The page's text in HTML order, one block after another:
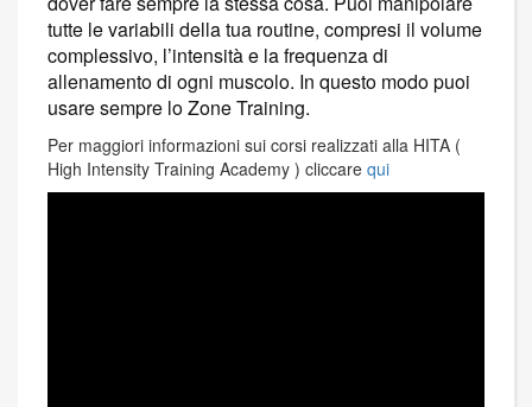
tutte le variabili della tua routine, compresi il volume
complessivo, l’intensità e la frequenza di
allenamento di ogni muscolo. In questo modo puoi
usare sempre lo Zone Training.
Per maggiori informazioni sui corsi realizzati alla HITA (
High Intensity Training Academy ) cliccare qui